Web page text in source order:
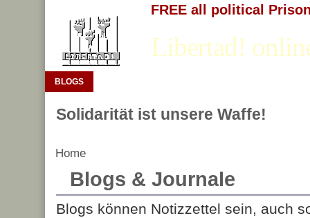
FREE all political
Libertad!
BLOGS
Solidarität ist unsere Waffe!
Home
Blogs & Journale
Blogs können Notizzettel sein, auch